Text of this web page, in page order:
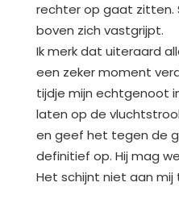
rechter op gaat zitten.
boven zich vastgrijpt.
Ik merk dat uiteraard
een zeker moment
tijdje mijn echtgenoot
laten op de
en geef het tegen de
definitief op. Hij mag
Het schijnt niet aan mij